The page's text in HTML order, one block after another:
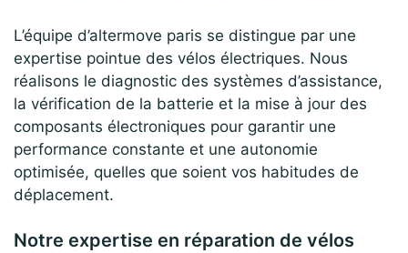
L’équipe d’altermove paris se distingue par une
expertise pointue des vélos électriques. Nous
réalisons le diagnostic des systèmes d’assistance,
la vérification de la batterie et la mise à jour des
composants électroniques pour garantir une
performance constante et une autonomie
optimisée, quelles que soient vos habitudes de
déplacement.
Notre expertise en réparation de vélos